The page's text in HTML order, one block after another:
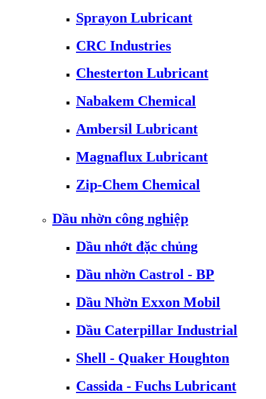
Sprayon Lubricant
CRC Industries
Chesterton Lubricant
Nabakem Chemical
Ambersil Lubricant
Magnaflux Lubricant
Zip-Chem Chemical
Dầu nhờn công nghiệp
Dầu nhớt đặc chủng
Dầu nhờn Castrol - BP
Dầu Nhờn Exxon Mobil
Dầu Caterpillar Industrial
Shell - Quaker Houghton
Cassida - Fuchs Lubricant